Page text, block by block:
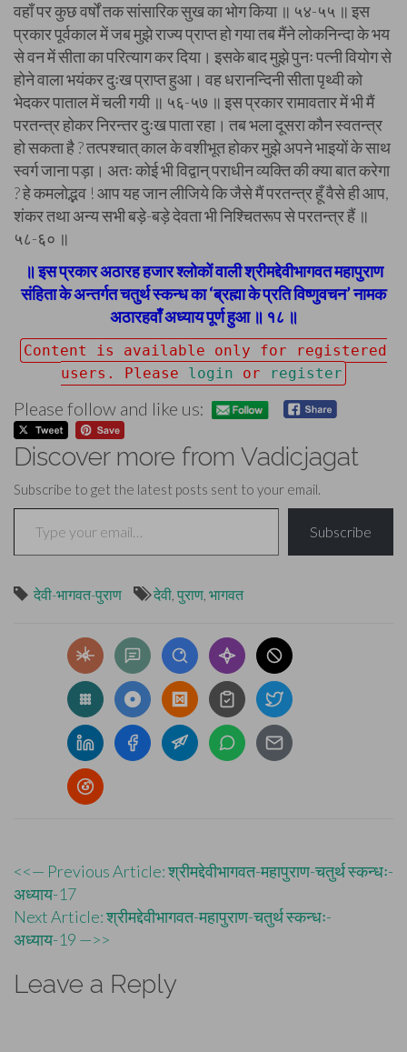
वहाँ पर कुछ वर्षों तक सांसारिक सुख का भोग किया ॥ ५४-५५ ॥ इस
प्रकार पूर्वकाल में जब मुझे राज्य प्राप्त हो गया तब मैंने लोकनिन्दा के भय
से वन में सीता का परित्याग कर दिया। इसके बाद मुझे पुनः पत्नी वियोग से
होने वाला भयंकर दुःख प्राप्त हुआ। वह धरानन्दिनी सीता पृथ्वी को
भेदकर पाताल में चली गयी ॥ ५६-५७ ॥ इस प्रकार रामावतार में भी मैं
परतन्त्र होकर निरन्तर दुःख पाता रहा। तब भला दूसरा कौन स्वतन्त्र
हो सकता है ? तत्पश्चात् काल के वशीभूत होकर मुझे अपने भाइयों के साथ
स्वर्ग जाना पड़ा। अतः कोई भी विद्वान् पराधीन व्यक्ति की क्या बात करेगा
? हे कमलोद्भव ! आप यह जान लीजिये कि जैसे मैं परतन्त्र हूँ वैसे ही आप,
शंकर तथा अन्य सभी बड़े-बड़े देवता भी निश्चितरूप से परतन्त्र हैं ॥
५८-६० ॥
॥ इस प्रकार अठारह हजार श्लोकों वाली श्रीमद्देवीभागवत महापुराण
संहिता के अन्तर्गत चतुर्थ स्कन्ध का ‘ब्रह्मा के प्रति विष्णुवचन’ नामक
अठारहवाँ अध्याय पूर्ण हुआ ॥ १८ ॥
Content is available only for registered
users. Please login or register
Please follow and like us:
Discover more from Vadicjagat
Subscribe to get the latest posts sent to your email.
Type your email…
Subscribe
देवी-भागवत-पुराण देवी पुराण भागवत
Post
navigation
<<— Previous Article: श्रीमद्देवीभागवत-महापुराण-चतुर्थ स्कन्धः-
अध्याय-17
Next Article: श्रीमद्देवीभागवत-महापुराण-चतुर्थ स्कन्धः-
अध्याय-19 —>>
Leave a Reply